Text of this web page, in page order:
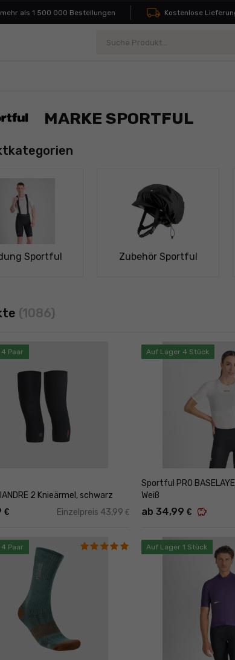
als 1 500 000 Bestellungen Kostenlose Lieferung
MARKE SPORTFUL
Sportful Zubehör Sportful
(1086)
Paar
2 Knieärmel, schwarz
€ Einzelpreis 43,99 €
Auf Lager 4 Stück
Sportful PRO
Weiß
ab 34,99 € savings
Paar Auf Lager 1 Stück